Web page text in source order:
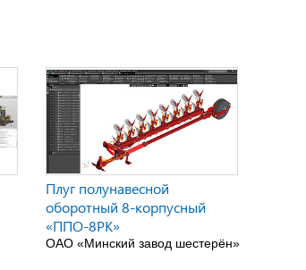
Плуг полунавесной
оборотный 8-корпусный
«ППО-8РК»
ОАО «Минский завод шестерён»